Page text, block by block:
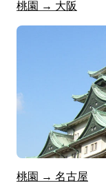
桃園 → 大阪
桃園 → 名古屋